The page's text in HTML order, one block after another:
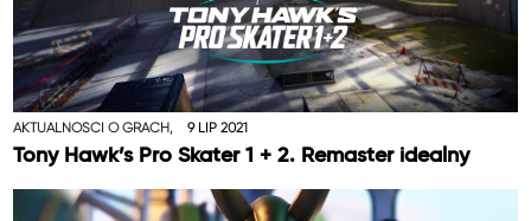
AKTUALNOŚCI O GRACH, 9 LIP 2021
Tony Hawk’s Pro Skater 1 + 2. Remaster idealny